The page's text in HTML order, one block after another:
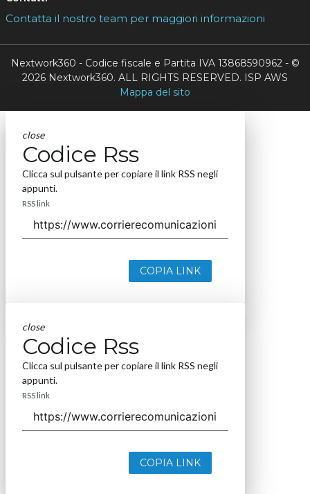
Contatta il nostro team per maggiori informazioni
Nextwork360 - Codice fiscale e Partita IVA 13868590962 - ©
2026 Nextwork360. ALL RIGHTS RESERVED. ISP AWS
Mappa del sito
close
Codice Rss
Clicca sul pulsante per copiare il link RSS negli
appunti.
RSS link
COPIA LINK
close
Codice Rss
Clicca sul pulsante per copiare il link RSS negli
appunti.
RSS link
COPIA LINK